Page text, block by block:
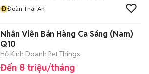
ĐĐoàn Thái An
Nhân Viên Bán Hàng Ca Sáng (Nam)
Q10
Hộ Kinh Doanh Pet Things
Đến 8 triệu/tháng